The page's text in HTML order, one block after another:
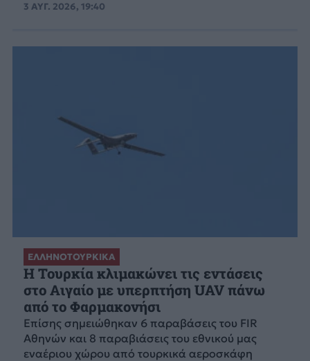
3 ΑΥΓ. 2026, 19:40
ΕΛΛΗΝΟΤΟΥΡΚΙΚΑ
Η Τουρκία κλιμακώνει τις εντάσεις
στο Αιγαίο με υπερπτήση UAV πάνω
από το Φαρμακονήσι
Επίσης σημειώθηκαν 6 παραβάσεις του FIR
Αθηνών και 8 παραβιάσεις του εθνικού μας
εναέριου χώρου από τουρκικά αεροσκάφη